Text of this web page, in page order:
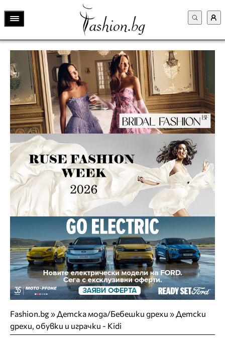
Fashion.bg»Детска мода/Бебешки дрехи »Детски
дрехи, обувки и играчки - Kidi